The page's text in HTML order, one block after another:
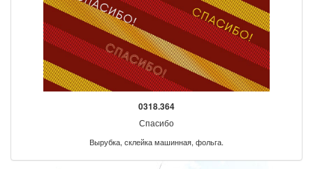
0318.364
Спасибо
Вырубка, склейка машинная, фольга.